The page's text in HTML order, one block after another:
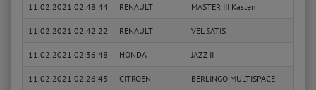
11.02.2021 02:48:44 RENAULT MASTER III Kasten
11.02.2021 02:42:22 RENAULT VEL SATIS
11.02.2021 02:36:48 HONDA JAZZ II
11.02.2021 02:26:45 CITROËN BERLINGO MULTISPACE